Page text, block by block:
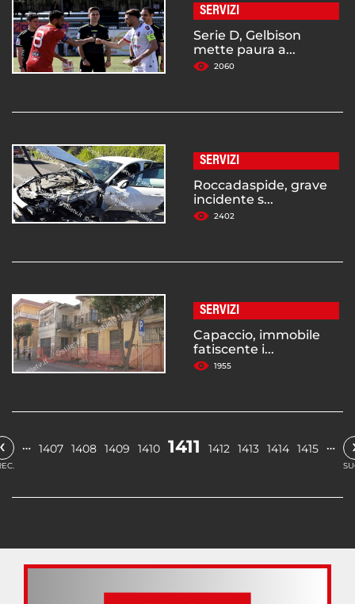
SERVIZI
Serie D, Gelbison
mette paura a...
2060
SERVIZI
Roccadaspide, grave
incidente s...
2402
SERVIZI
Capaccio, immobile
fatiscente i...
1955
… 1407 1408 1409 1410 1411 1412 1413 1414 1415 …